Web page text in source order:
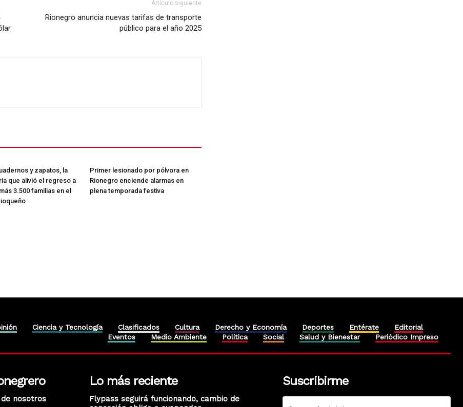
Artículo siguiente
Rionegro anuncia nuevas tarifas de transporte
público para el año 2025
y zapatos, la
que alivió el regreso a
3.500 familias en el
Primer lesionado por pólvora en
Rionegro enciende alarmas en
plena temporada festiva
Ciencia y Tecnología Clasificados Cultura Derecho y Economía Deportes Entérate
Editorial
Eventos
Medio Ambiente Política Social Salud y Bienestar Periódico Impreso
nosotros
Lo más reciente
Flypass seguirá funcionando, cambio de
Suscribirme